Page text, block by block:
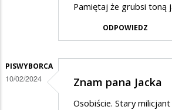
Pamiętaj że grubsi toną
ODPOWIEDZ
PISWYBORCA
10/02/2024 Znam pana Jacka
Osobiście. Stary